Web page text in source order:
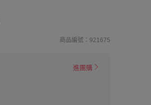
商品編號：921675
進團購